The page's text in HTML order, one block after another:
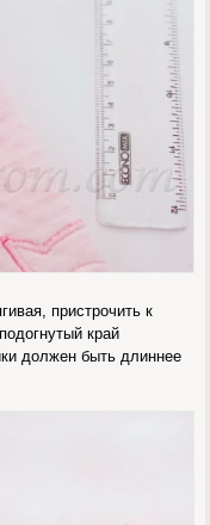
пристрочить к
край
должен быть длиннее